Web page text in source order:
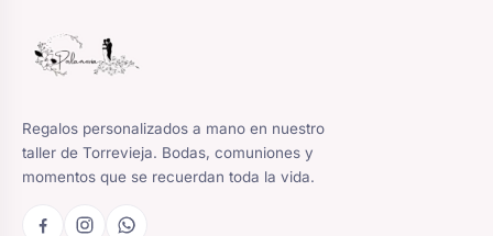
Regalos personalizados a mano en nuestro
taller de Torrevieja. Bodas, comuniones y
momentos que se recuerdan toda la vida.